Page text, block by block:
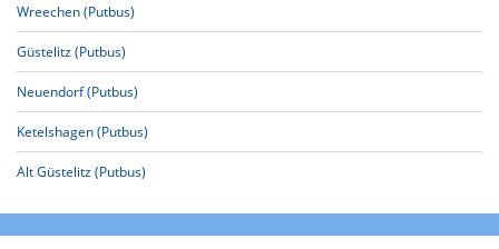
Wreechen (Putbus)
Güstelitz (Putbus)
Neuendorf (Putbus)
Ketelshagen (Putbus)
Alt Güstelitz (Putbus)